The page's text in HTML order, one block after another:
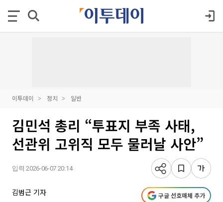
이투데이 정치 일반
김민석 총리 “투표지 부족 사태,
선관위 고위직 모두 물러날 사안”
입력 2026-06-07 20:14
김범근 기자 구글 선호매체 추가